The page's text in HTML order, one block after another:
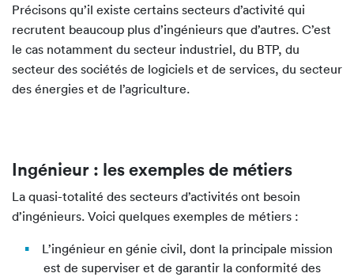
Précisons qu’il existe certains secteurs d’activité qui
recrutent beaucoup plus d’ingénieurs que d’autres. C’est
le cas notamment du secteur industriel, du BTP, du
secteur des sociétés de logiciels et de services, du secteur
des énergies et de l’agriculture.
Ingénieur : les exemples de métiers
La quasi-totalité des secteurs d’activités ont besoin
d’ingénieurs. Voici quelques exemples de métiers :
L’ingénieur en génie civil, dont la principale mission
est de superviser et de garantir la conformité des